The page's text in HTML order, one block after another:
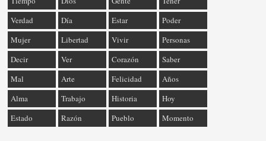
Verdad
Día Estar
Poder
Mujer
Libertad Vivir
Personas
Decir
Ver Corazón
Saber
Mal
Arte Felicidad
Años
Alma
Trabajo Historia
Hoy
Estado
Razón Pueblo Momento